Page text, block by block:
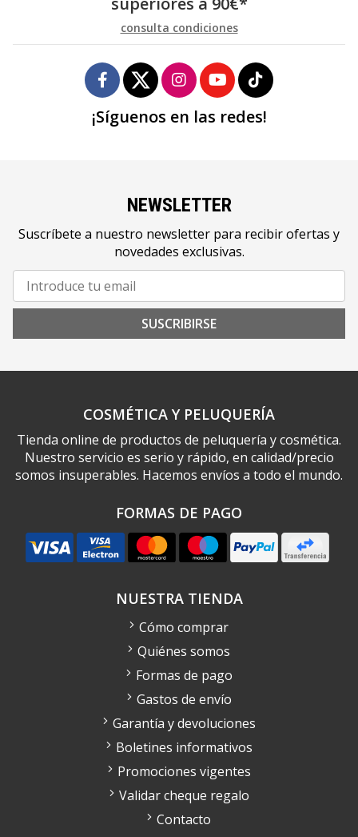
consulta condiciones
¡Síguenos en las redes!
NEWSLETTER
Suscríbete a nuestro newsletter para recibir ofertas y
novedades exclusivas.
SUSCRIBIRSE
COSMÉTICA Y PELUQUERÍA
Tienda online de productos de peluquería y cosmética.
Nuestro servicio es serio y rápido, en calidad/precio
somos insuperables. Hacemos envíos a todo el mundo.
FORMAS DE PAGO
NUESTRA TIENDA
Cómo comprar
Quiénes somos
Formas de pago
Gastos de envío
Garantía y devoluciones
Boletines informativos
Promociones vigentes
Validar cheque regalo
Contacto